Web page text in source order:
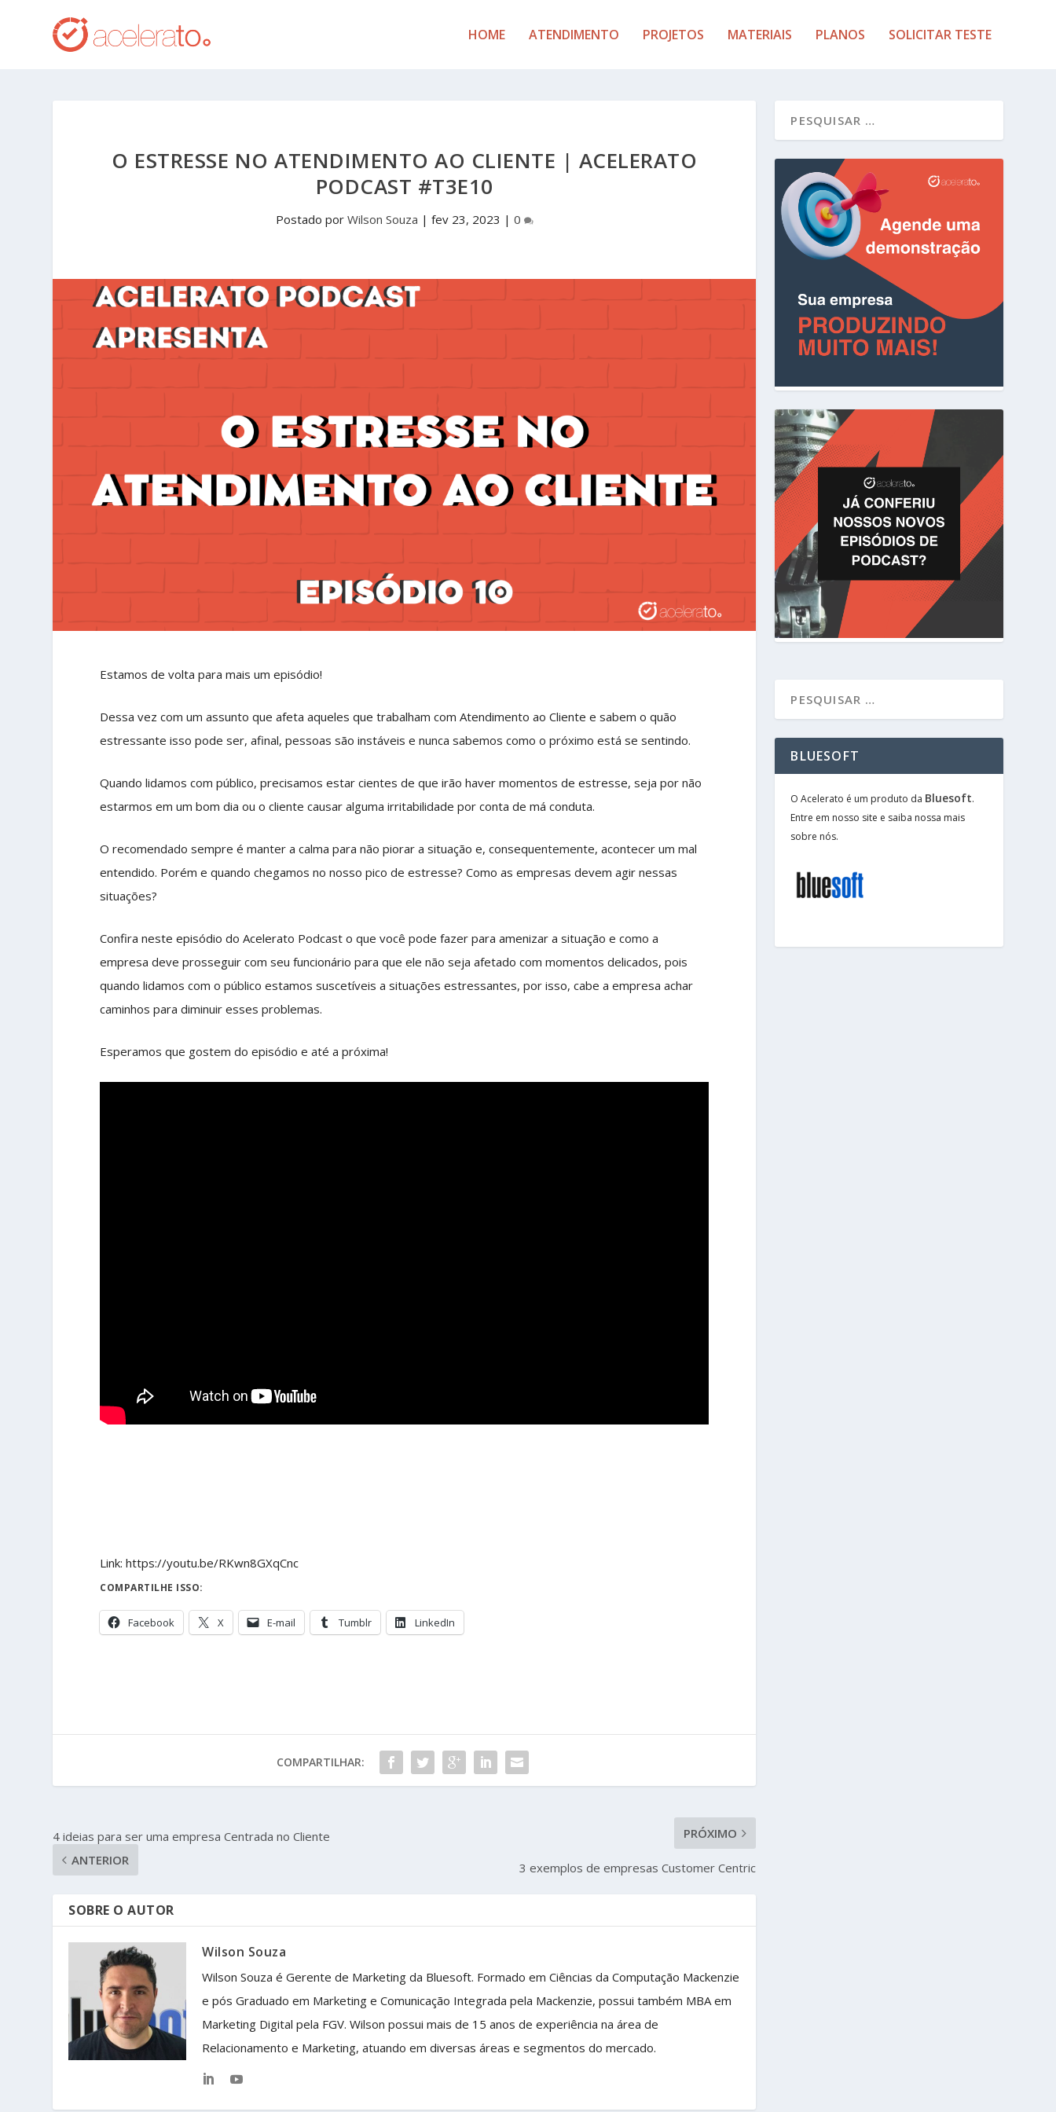
HOME ATENDIMENTO PROJETOS MATERIAIS PLANOS SOLICITAR TESTE
O ESTRESSE NO ATENDIMENTO AO CLIENTE | ACELERATO
PODCAST #T3E10
Postado por Wilson Souza | fev 23, 2023 | 0
Estamos de volta para mais um episódio!
Dessa vez com um assunto que afeta aqueles que trabalham com Atendimento ao Cliente e sabem o quão
estressante isso pode ser, afinal, pessoas são instáveis e nunca sabemos como o próximo está se sentindo.
Quando lidamos com público, precisamos estar cientes de que irão haver momentos de estresse, seja por não
estarmos em um bom dia ou o cliente causar alguma irritabilidade por conta de má conduta.
O recomendado sempre é manter a calma para não piorar a situação e, consequentemente, acontecer um mal
entendido. Porém e quando chegamos no nosso pico de estresse? Como as empresas devem agir nessas
situações?
Confira neste episódio do Acelerato Podcast o que você pode fazer para amenizar a situação e como a
empresa deve prosseguir com seu funcionário para que ele não seja afetado com momentos delicados, pois
quando lidamos com o público estamos suscetíveis a situações estressantes, por isso, cabe a empresa achar
caminhos para diminuir esses problemas.
Esperamos que gostem do episódio e até a próxima!
Link: https://youtu.be/RKwn8GXqCnc
COMPARTILHE ISSO:
Facebook X E-mail Tumblr LinkedIn
COMPARTILHAR:
4 ideias para ser uma empresa Centrada no Cliente
ANTERIOR
PRÓXIMO
3 exemplos de empresas Customer Centric
SOBRE O AUTOR
Wilson Souza
Wilson Souza é Gerente de Marketing da Bluesoft. Formado em Ciências da Computação Mackenzie
e pós Graduado em Marketing e Comunicação Integrada pela Mackenzie, possui também MBA em
Marketing Digital pela FGV. Wilson possui mais de 15 anos de experiência na área de
Relacionamento e Marketing, atuando em diversas áreas e segmentos do mercado.
BLUESOFT
O Acelerato é um produto da Bluesoft.
Entre em nosso site e saiba nossa mais
sobre nós.